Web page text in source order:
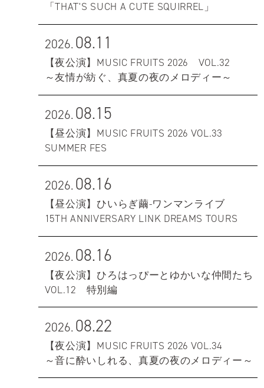
「THAT'S SUCH A CUTE SQUIRREL」
2026.08.11
【夜公演】MUSIC FRUITS 2026 VOL.32
～友情が紡ぐ、真夏の夜のメロディー～
2026.08.15
【昼公演】MUSIC FRUITS 2026 VOL.33
SUMMER FES
2026.08.16
【昼公演】ひいらぎ繭-ワンマンライブ
15TH ANNIVERSARY LINK DREAMS TOURS
2026.08.16
【夜公演】ひろはっぴーとゆかいな仲間たち
VOL.12 特別編
2026.08.22
【夜公演】MUSIC FRUITS 2026 VOL.34
～音に酔いしれる、真夏の夜のメロディー～